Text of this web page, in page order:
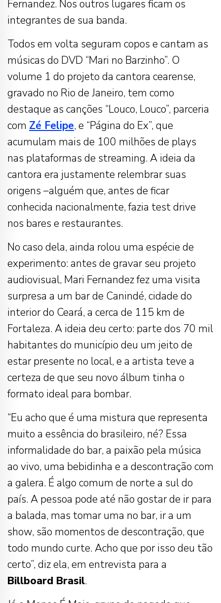
Fernandez. Nos outros lugares ficam os
integrantes de sua banda.
Todos em volta seguram copos e cantam as
músicas do DVD “Mari no Barzinho”. O
volume 1 do projeto da cantora cearense,
gravado no Rio de Janeiro, tem como
destaque as canções “Louco, Louco”, parceria
com Zé Felipe, e “Página do Ex”, que
acumulam mais de 100 milhões de plays
nas plataformas de streaming. A ideia da
cantora era justamente relembrar suas
origens –alguém que, antes de ficar
conhecida nacionalmente, fazia test drive
nos bares e restaurantes.
No caso dela, ainda rolou uma espécie de
experimento: antes de gravar seu projeto
audiovisual, Mari Fernandez fez uma visita
surpresa a um bar de Canindé, cidade do
interior do Ceará, a cerca de 115 km de
Fortaleza. A ideia deu certo: parte dos 70 mil
habitantes do município deu um jeito de
estar presente no local, e a artista teve a
certeza de que seu novo álbum tinha o
formato ideal para bombar.
“Eu acho que é uma mistura que representa
muito a essência do brasileiro, né? Essa
informalidade do bar, a paixão pela música
ao vivo, uma bebidinha e a descontração com
a galera. É algo comum de norte a sul do
país. A pessoa pode até não gostar de ir para
a balada, mas tomar uma no bar, ir a um
show, são momentos de descontração, que
todo mundo curte. Acho que por isso deu tão
certo”, diz ela, em entrevista para a
Billboard Brasil.